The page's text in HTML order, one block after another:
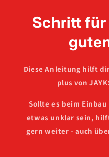
Schritt
Diese Anleitung hilft
plus von
Sollte es beim
etwas unklar sein,
gern weiter - auch